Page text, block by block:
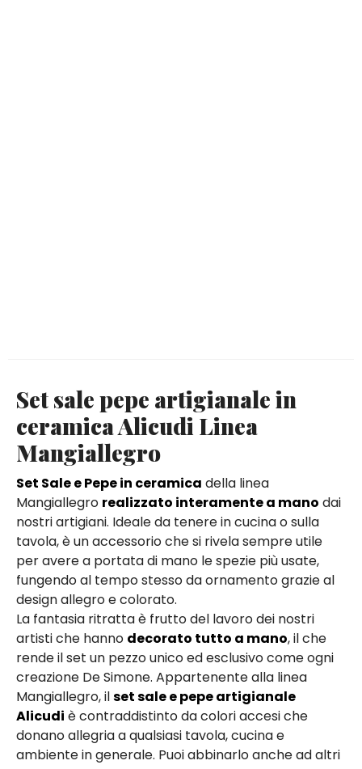
Set sale pepe artigianale in
ceramica Alicudi Linea
Mangiallegro
Set Sale e Pepe in ceramica della linea
Mangiallegro realizzato interamente a mano dai
nostri artigiani. Ideale da tenere in cucina o sulla
tavola, è un accessorio che si rivela sempre utile
per avere a portata di mano le spezie più usate,
fungendo al tempo stesso da ornamento grazie al
design allegro e colorato.
La fantasia ritratta è frutto del lavoro dei nostri
artisti che hanno decorato tutto a mano, il che
rende il set un pezzo unico ed esclusivo come ogni
creazione De Simone. Appartenente alla linea
Mangiallegro, ilset sale e pepe artigianale
Alicudi è contraddistinto da colori accesi che
donano allegria a qualsiasi tavola, cucina e
ambiente in generale. Puoi abbinarlo anche ad altri